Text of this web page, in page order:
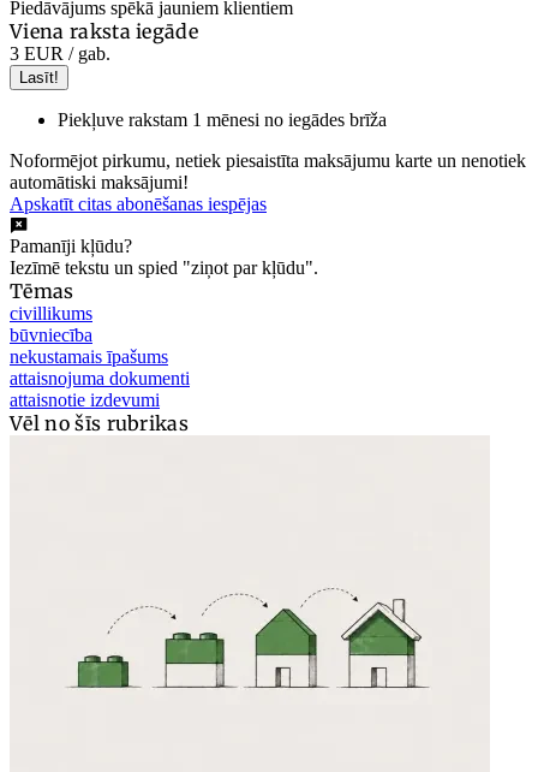
Piedāvājums spēkā jauniem klientiem
Viena raksta iegāde
3 EUR / gab.
Lasīt!
Piekļuve rakstam 1 mēnesi no iegādes brīža
Noformējot pirkumu, netiek piesaistīta maksājumu karte un nenotiek
automātiski maksājumi!
Apskatīt citas abonēšanas iespējas
Pamanīji kļūdu?
Iezīmē tekstu un spied "ziņot par kļūdu".
Tēmas
civillikums
būvniecība
nekustamais īpašums
attaisnojuma dokumenti
attaisnotie izdevumi
Vēl no šīs rubrikas